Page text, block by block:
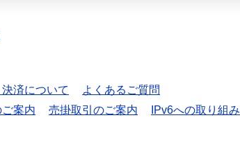
済について
よくあるご質問
案内 売掛取引のご案内
IPv6への取り組み